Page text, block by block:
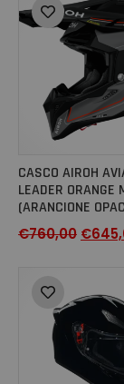
CASCO AIROH
LEADER ORANGE
(ARANCIONE
€760,00 €